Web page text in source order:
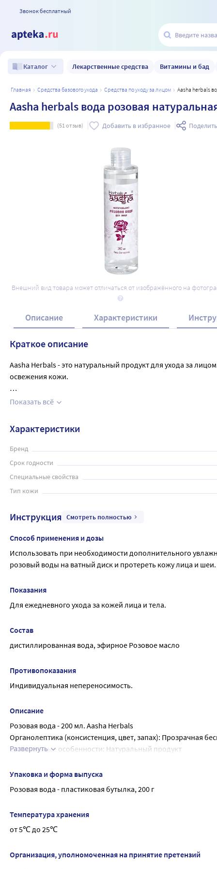
Звонок бесплатный
Каталог Лекарственные средства Витамины и бад
главная средства базового ухода средства по уходу за лицом Aasha herbals
Aasha herbals вода розовая
(51отзыв) Добавить в избранное
Внешний вид товара может отличаться от изображённого на
Описание Характеристики
Краткое описание
Aasha Herbals - это натуральный продукт для ухода за
освежения кожи.
Обогащенная розовой водой, эта формула Aasha Herbals
Таким образом, продукт Aasha Herbals вода розовая
кожи и позволяет использовать его в качестве ежедневного
Показать всё
Характеристики
Бренд
Срок годности
Специальные свойства
Тип кожи
Инструкция Смотреть полностью
Способ применения и дозы
Использовать при необходимости дополнительного
розовый воды на ватный диск и протереть кожу лица и шеи.
Показания
Для ежедневного ухода за кожей лица и тела.
Состав
дистиллированная вода, эфирное Розовое масло
Противопоказания
Индивидуальная непереносимость.
Описание
Розовая вода - 200 мл. Aasha Herbals
Органолептика (консистенция, цвет, запах): Прозрачная
Специальные особенности: Натуральный продукт
использовать для разведения порошковых травяных
Результат: Увлажнённая мягкая кожа
Развернуть
Упаковка и форма выпуска
Розовая вода - пластиковая бутылка, 200 г
Температура хранения
от 5℃ до 25℃
Организация, уполномоченная на принятие претензий